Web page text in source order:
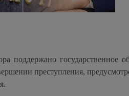
поддержано государственное
преступления,